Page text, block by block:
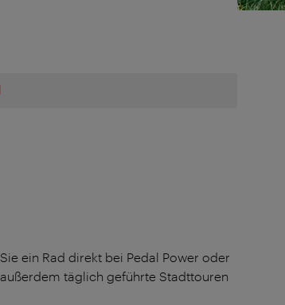
ein Rad direkt bei Pedal Power oder
täglich geführte Stadttouren